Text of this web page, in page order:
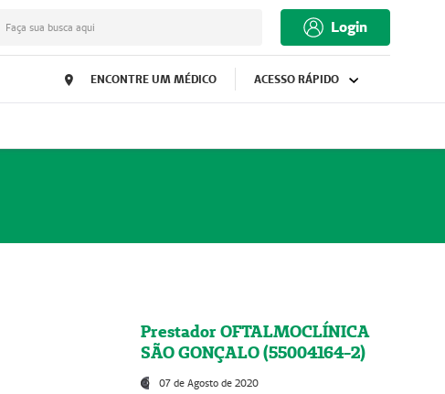
Faça sua busca aqui Login
ENCONTRE UM MÉDICO ACESSO RÁPIDO
Prestador OFTALMOCLÍNICA
SÃO GONÇALO (55004164-2)
07 de Agosto de 2020